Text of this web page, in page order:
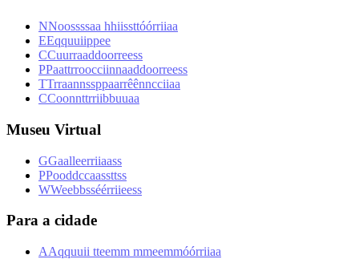
NNoossssaa hhiissttóórriiaa
EEqquuiippee
CCuurraaddoorreess
PPaattrroocciinnaaddoorreess
TTrraannssppaarrêênncciiaa
CCoonnttrriibbuuaa
Museu Virtual
GGaalleerriiaass
PPooddccaassttss
WWeebbsséérriieess
Para a cidade
AAqquuii tteemm mmeemmóórriiaa